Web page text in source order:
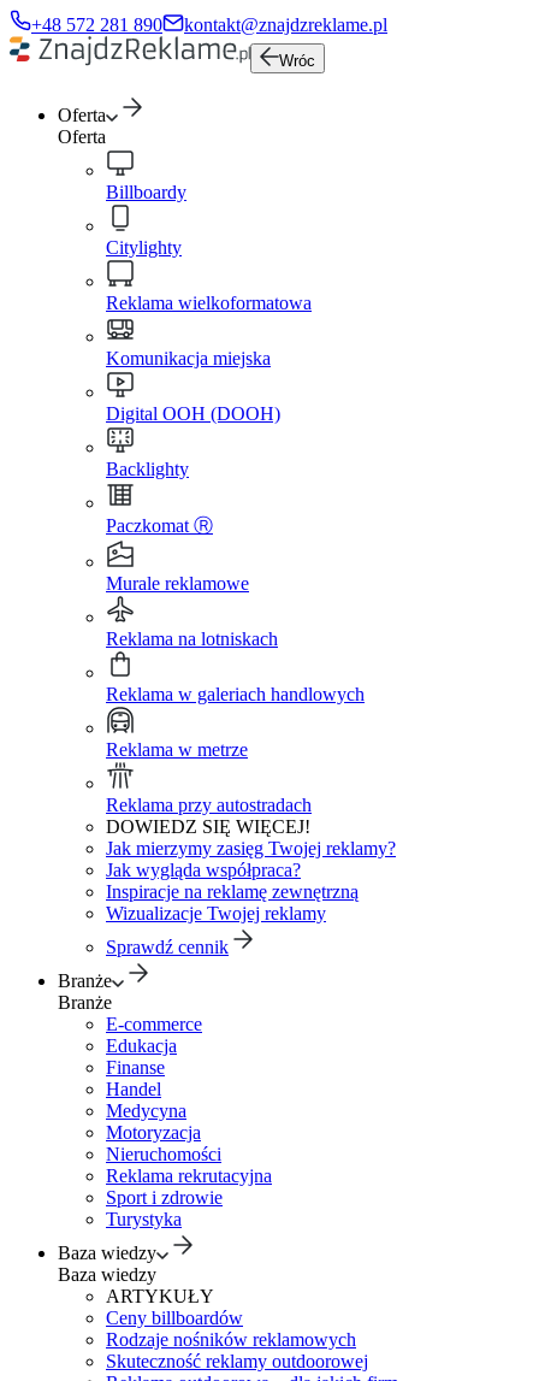
+48 572 281 890 kontakt@znajdzreklame.pl
Wróc
Oferta
Oferta
Billboardy
Citylighty
Reklama wielkoformatowa
Komunikacja miejska
Digital OOH (DOOH)
Backlighty
Paczkomat Ⓡ
Murale reklamowe
Reklama na lotniskach
Reklama w galeriach handlowych
Reklama w metrze
Reklama przy autostradach
DOWIEDZ SIĘ WIĘCEJ!
Jak mierzymy zasięg Twojej reklamy?
Jak wygląda współpraca?
Inspiracje na reklamę zewnętrzną
Wizualizacje Twojej reklamy
Sprawdź cennik
Branże
Branże
E-commerce
Edukacja
Finanse
Handel
Medycyna
Motoryzacja
Nieruchomości
Reklama rekrutacyjna
Sport i zdrowie
Turystyka
Baza wiedzy
Baza wiedzy
ARTYKUŁY
Ceny billboardów
Rodzaje nośników reklamowych
Skuteczność reklamy outdoorowej